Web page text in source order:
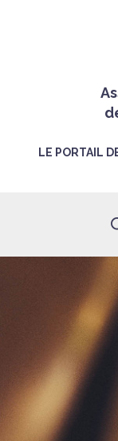
LE PORTAIL